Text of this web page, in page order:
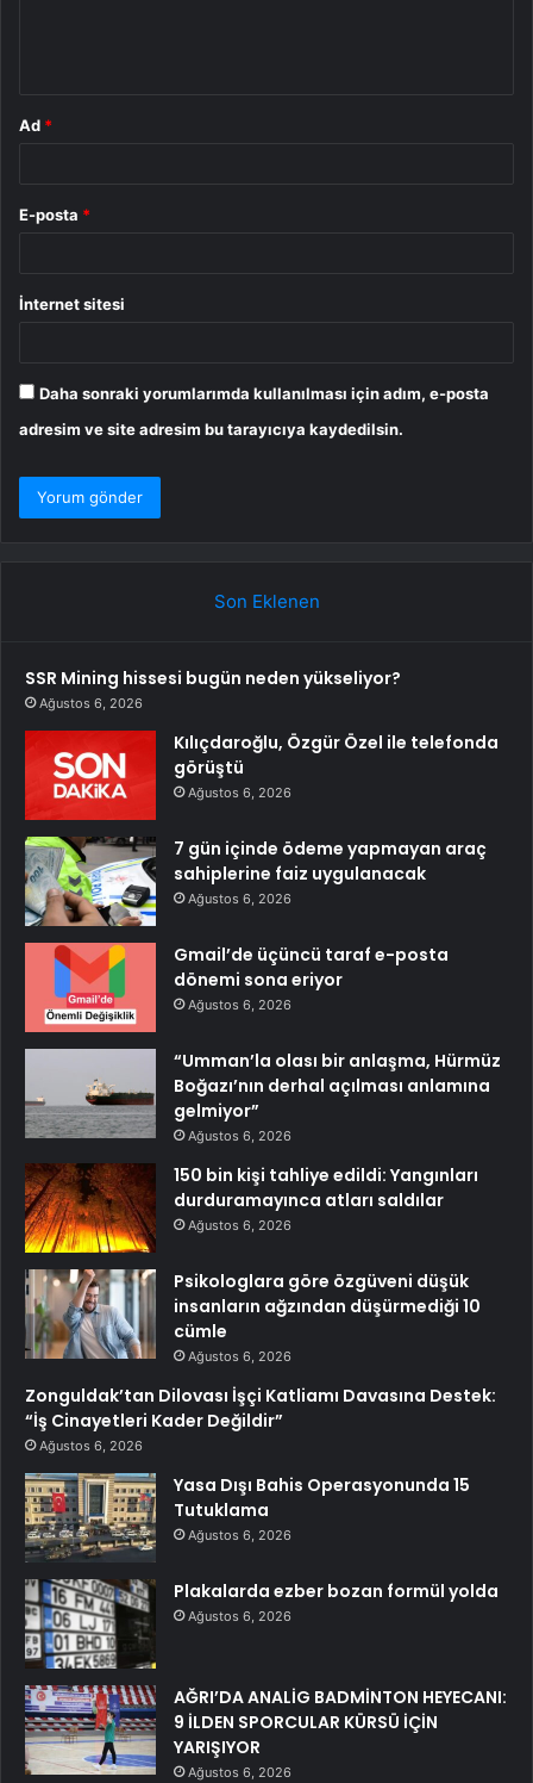
Ad *
E-posta *
İnternet sitesi
Daha sonraki yorumlarımda kullanılması için adım, e-posta
adresim ve site adresim bu tarayıcıya kaydedilsin.
Son Eklenen
SSR Mining hissesi bugün neden yükseliyor?
Ağustos 6, 2026
Kılıçdaroğlu, Özgür Özel ile telefonda
görüştü
Ağustos 6, 2026
7 gün içinde ödeme yapmayan araç
sahiplerine faiz uygulanacak
Ağustos 6, 2026
Gmail’de üçüncü taraf e-posta
dönemi sona eriyor
Ağustos 6, 2026
“Umman’la olası bir anlaşma, Hürmüz
Boğazı’nın derhal açılması anlamına
gelmiyor”
Ağustos 6, 2026
150 bin kişi tahliye edildi: Yangınları
durduramayınca atları saldılar
Ağustos 6, 2026
Psikologlara göre özgüveni düşük
insanların ağzından düşürmediği 10
cümle
Ağustos 6, 2026
Zonguldak’tan Dilovası İşçi Katliamı Davasına Destek:
“İş Cinayetleri Kader Değildir”
Ağustos 6, 2026
Yasa Dışı Bahis Operasyonunda 15
Tutuklama
Ağustos 6, 2026
Plakalarda ezber bozan formül yolda
Ağustos 6, 2026
AĞRI’DA ANALİG BADMİNTON HEYECANI:
9 İLDEN SPORCULAR KÜRSÜ İÇİN
YARIŞIYOR
Ağustos 6, 2026